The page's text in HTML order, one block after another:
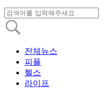
전체뉴스
피플
헬스
라이프